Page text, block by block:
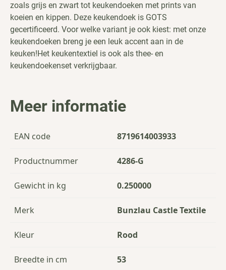
zoals grijs en zwart tot keukendoeken met prints van
koeien en kippen. Deze keukendoek is GOTS
gecertificeerd. Voor welke variant je ook kiest: met onze
keukendoeken breng je een leuk accent aan in de
keuken!Het keukentextiel is ook als thee- en
keukendoekenset verkrijgbaar.
Meer informatie
EAN code 8719614003933
Productnummer 4286-G
Gewicht in kg 0.250000
Merk Bunzlau Castle Textile
Kleur Rood
Breedte in cm 53